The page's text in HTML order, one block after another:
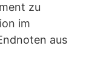
zu
im
aus